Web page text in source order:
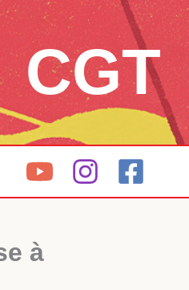
CGT
à